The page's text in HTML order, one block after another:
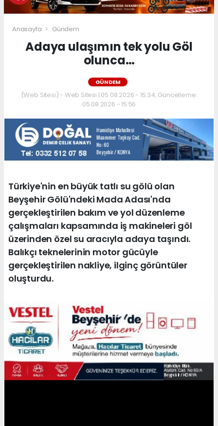
Anasayfa Gündem
Adaya ulaşımın tek yolu Göl
olunca…
GÜNDEM
(Web Sitesi) - Web Sitesi | 05.08.2026 - 15:34, Güncelleme:
05.08.2026 - 15:56
Türkiye'nin en büyük tatlı su gölü olan
Beyşehir Gölü'ndeki Mada Adası'nda
gerçekleştirilen bakım ve yol düzenleme
çalışmaları kapsamında iş makineleri göl
üzerinden özel su aracıyla adaya taşındı.
Balıkçı teknelerinin motor gücüyle
gerçekleştirilen nakliye, ilginç görüntüler
oluşturdu.